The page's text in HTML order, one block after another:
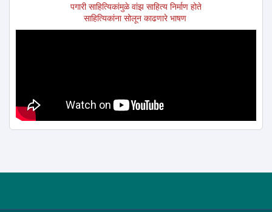
पगारी साहित्यिकांमुळे वांझ साहित्य निर्माण होते
साहित्यिकांना सोलून काढणारे भाषण